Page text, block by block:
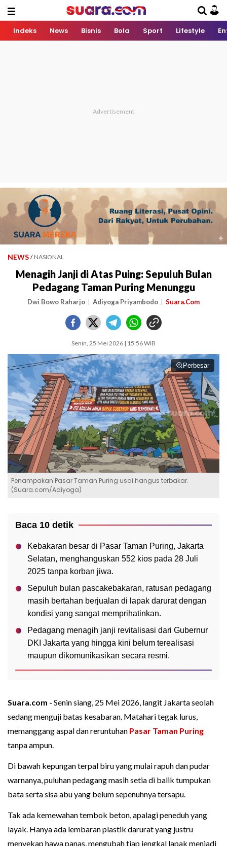
Indeks News Bisnis Bola Sport Lifestyle
NEWS / NASIONAL
Menagih Janji di Atas Puing: Sepuluh Bulan
Pedagang Taman Puring Menunggu
Dwi Bowo Raharjo Adiyoga Priyambodo Suara.Com
Senin, 25 Mei 2026 | 15:56 WIB
Perbesar
Penampakan Pasar Taman Puring usai hangus terbakar.
(Suara.com/Adiyoga)
Baca 10 detik
Kebakaran besar di Pasar Taman Puring, Jakarta
Selatan, menghanguskan 552 kios pada 28 Juli
2025 tanpa korban jiwa.
Sepuluh bulan pascakebakaran, ratusan pedagang
masih bertahan berjualan di lapak darurat dengan
kondisi yang sangat memprihatinkan.
Pedagang menagih janji revitalisasi dari Gubernur
DKI Jakarta yang hingga kini belum terealisasi
maupun dikomunikasikan secara resmi.
Suara.com - Senin siang, 25 Mei 2026, langit Jakarta seolah
sedang menguji batas kesabaran. Matahari tegak lurus,
memanggang aspal dan reruntuhan Pasar Taman Puring
tanpa ampun.
Di bawah kepungan terpal biru yang mulai rapuh dan pudar
warnanya, puluhan pedagang masih setia di balik tumpukan
bata serta sisa abu yang belum sepenuhnya tersapu.
Tak ada kemewahan tembok beton, apalagi peneduh yang
layak. Hanya ada lembaran plastik darurat yang justru
menyekap hawa panas, mengubah tiap jengkal lapak menjadi